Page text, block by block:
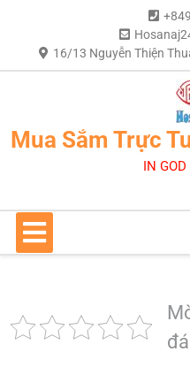
16/13 Nguyễn Thiện
Mua Sắm Trực
IN